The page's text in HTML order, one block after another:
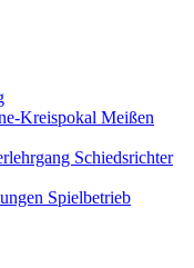
Kreispokal Meißen
Schiedsrichter
Spielbetrieb